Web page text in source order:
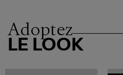
Adoptez
LE LOOK